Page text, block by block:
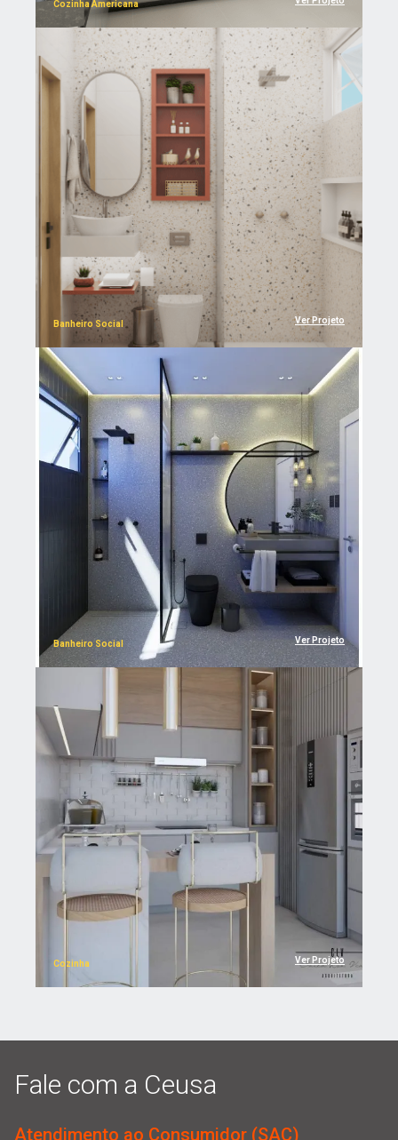
Cozinha Americana
Banheiro Social Ver Projeto
Banheiro Social Ver Projeto
Cozinha Ver Projeto
Fale com a Ceusa
Atendimento ao Consumidor (SAC)